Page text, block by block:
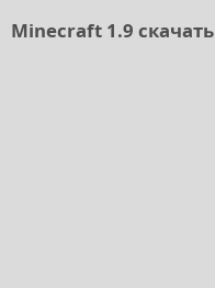
Minecraft 1.9 скачать